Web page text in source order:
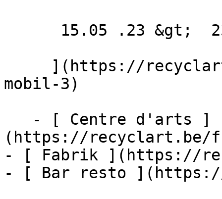
mobil-3)
(https://recyclart.be/
- [ Fabrik ](https://
- [ Bar resto